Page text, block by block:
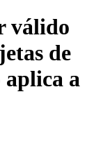
válido
de
a